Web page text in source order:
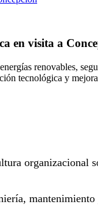
en visita a
renovables,
tecnológica y